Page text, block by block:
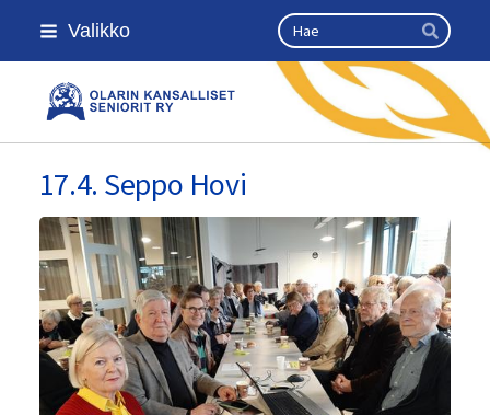
Siirry
sivun
Valikko Haku
Hae
Olarin kansalliset seniorit ry
17.4. Seppo Hovi